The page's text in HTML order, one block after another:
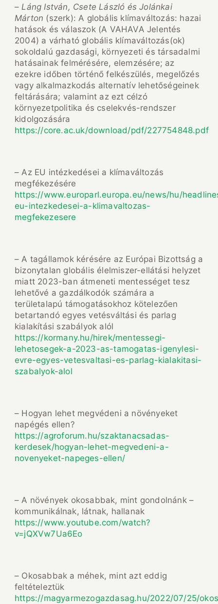
–Láng István, Csete László és Jolánkai
Márton (szerk): A globális klímaváltozás: hazai
hatások és válaszok (A VAHAVA Jelentés
2004) a várható globális klímaváltozás(ok)
sokoldalú gazdasági, környezeti és társadalmi
hatásainak felmérésére, elemzésére; az
ezekre időben történő felkészülés, megelőzés
vagy alkalmazkodás alternatív lehetőségeinek
feltárására; valamint az ezt célzó
környezetpolitika és cselekvés-rendszer
kidolgozására
https://core.ac.uk/download/pdf/227754848.pdf
– Az EU intézkedései a klímaváltozás
megfékezésére
https://www.europarl.europa.eu/news/hu/
eu-intezkedesei-a-klimavaltozas-
megfekezesere
– A tagállamok kérésére az Európai Bizottság a
bizonytalan globális élelmiszer-ellátási helyzet
miatt 2023-ban átmeneti mentességet tesz
lehetővé a gazdálkodók számára a
területalapú támogatásokhoz kötelezően
betartandó egyes vetésváltási és parlag
kialakítási szabályok alól
https://kormany.hu/hirek/mentessegi-
lehetosegek-a-2023-as-tamogatas-igenylesi-
evre-egyes-vetesvaltasi-es-parlag-kialakitasi-
szabalyok-alol
– Hogyan lehet megvédeni a növényeket
napégés ellen?
https://agroforum.hu/szaktanacsadas-
kerdesek/hogyan-lehet-megvedeni-a-
novenyeket-napeges-ellen/
– A növények okosabbak, mint gondolnánk –
kommunikálnak, látnak, hallanak
https://www.youtube.com/watch?
v=jQXVw7Ua6Eo
– Okosabbak a méhek, mint azt eddig
feltételeztük
https://magyarmezogazdasag.hu/2022/07/25/